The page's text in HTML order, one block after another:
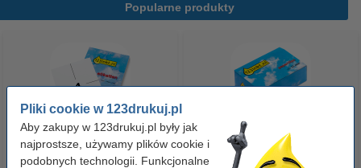
Pliki cookie w 123drukuj.pl
Aby zakupy w 123drukuj.pl były jak
najprostsze, używamy plików cookie i
podobnych technologii. Funkcjonalne
Popularne produkty
Etykiety wysyłkowe A6 (105 x
Spinacze biurowe 33 mm